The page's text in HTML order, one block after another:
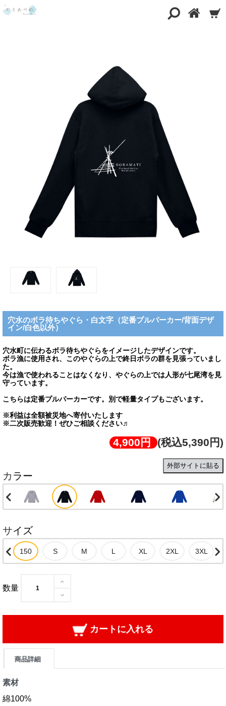
穴水のボラ待ちやぐら・白文字（定番プルパーカー/背面デザ
イン/白色以外）
穴水町に伝わるボラ待ちやぐらをイメージしたデザインです。
ボラ漁に使用され、このやぐらの上で終日ボラの群を見張っていまし
た。
今は漁で使われることはなくなり、やぐらの上では人形が七尾湾を見
守っています。
こちらは定番プルパーカーです。別で軽量タイプもございます。
※利益は全額被災地へ寄付いたします
※二次販売歓迎！ぜひご相談ください♬
4,900円 (税込5,390円)
外部サイトに貼る
カラー
サイズ
数量
カートに入れる
商品詳細
素材
綿100%